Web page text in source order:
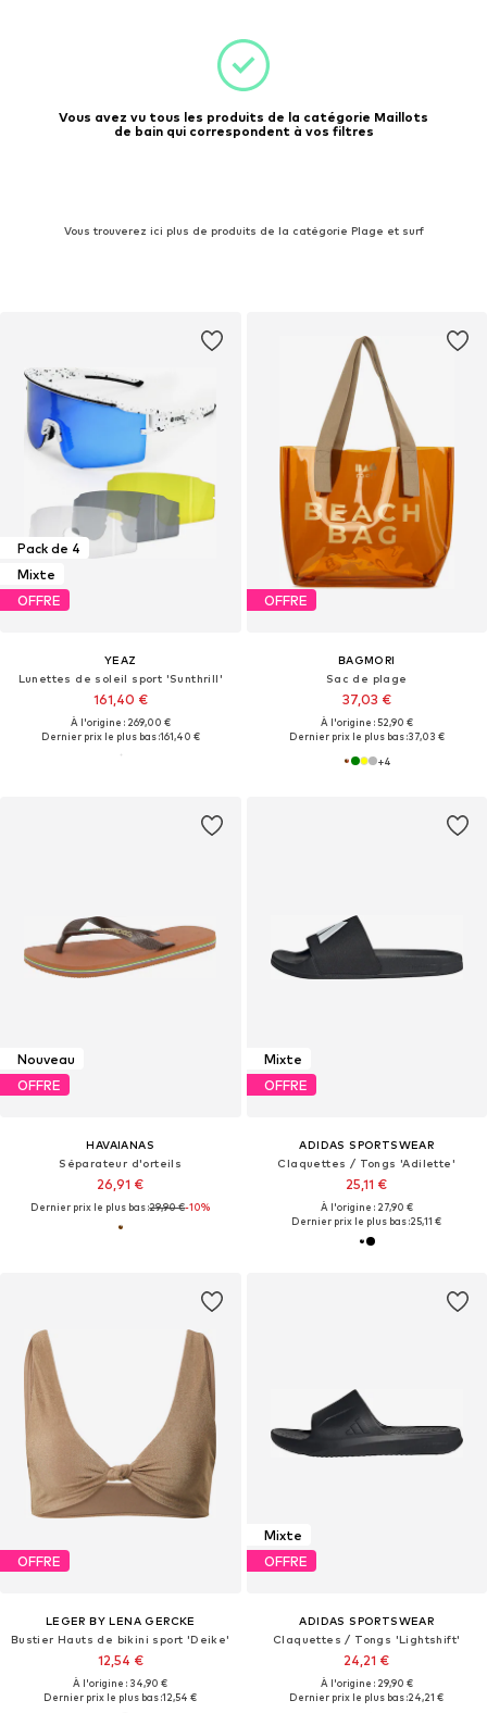
Vous avez vu tous les produits de la catégorie Maillots
de bain qui correspondent à vos filtres
Vous trouverez ici plus de produits de la catégorie Plage et surf
Pack de 4
Mixte
OFFRE
YEAZ
Lunettes de soleil sport 'Sunthrill'
161,40 €
À l'origine : 269,00 €
Dernier prix le plus bas :161,40 €
OFFRE
BAGMORI
Sac de plage
37,03 €
À l'origine : 52,90 €
Dernier prix le plus bas :37,03 €
+4
Nouveau
OFFRE
HAVAIANAS
Séparateur d'orteils
26,91 €
Dernier prix le plus bas :29,90 €-10%
Mixte
OFFRE
ADIDAS SPORTSWEAR
Claquettes / Tongs 'Adilette'
25,11 €
À l'origine : 27,90 €
Dernier prix le plus bas :25,11 €
OFFRE
LEGER BY LENA GERCKE
Bustier Hauts de bikini sport 'Deike'
12,54 €
À l'origine : 34,90 €
Dernier prix le plus bas :12,54 €
Mixte
OFFRE
ADIDAS SPORTSWEAR
Claquettes / Tongs 'Lightshift'
24,21 €
À l'origine : 29,90 €
Dernier prix le plus bas :24,21 €